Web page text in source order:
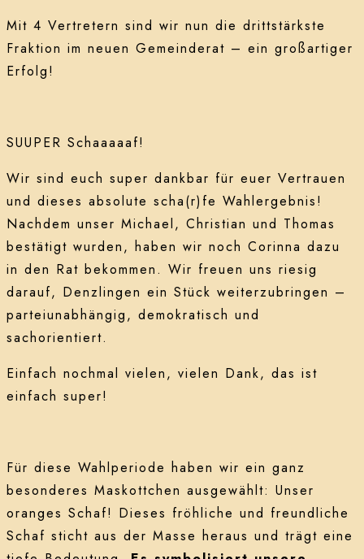
Mit 4 Vertretern sind wir nun die drittstärkste
Fraktion im neuen Gemeinderat – ein großartiger
Erfolg!
SUUPER Schaaaaaf!
Wir sind euch super dankbar für euer Vertrauen
und dieses absolute scha(r)fe Wahlergebnis!
Nachdem unser Michael, Christian und Thomas
bestätigt wurden, haben wir noch Corinna dazu
in den Rat bekommen. Wir freuen uns riesig
darauf, Denzlingen ein Stück weiterzubringen –
parteiunabhängig, demokratisch und
sachorientiert.
Einfach nochmal vielen, vielen Dank, das ist
einfach super!
Für diese Wahlperiode haben wir ein ganz
besonderes Maskottchen ausgewählt: Unser
oranges Schaf! Dieses fröhliche und freundliche
Schaf sticht aus der Masse heraus und trägt eine